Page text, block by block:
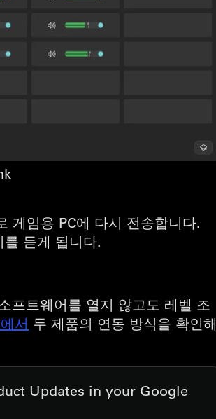
게임용 PC에 다시 전송합니다.
듣게 됩니다.
프트웨어를 열지 않고도 레벨 조
서 두 제품의 연동 방식을 확인해
Updates in your Google